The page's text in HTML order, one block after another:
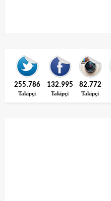
255.786
Takipçi
132.995
Takipçi
82.772
Takipçi